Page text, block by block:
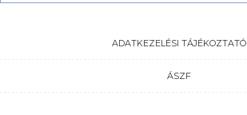
ADATKEZELÉSI TÁJÉKOZTATÓ
ÁSZF